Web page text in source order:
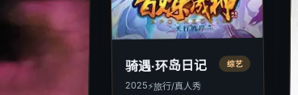
骑遇·环岛日记 综艺
2025⚡旅行/真人秀